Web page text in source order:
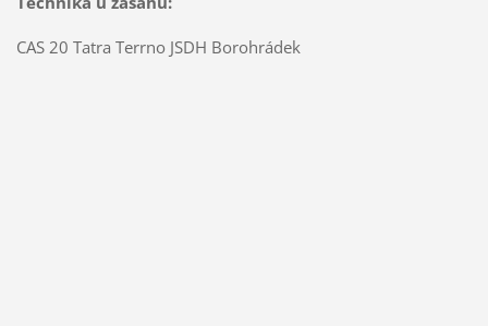
CAS 20 Tatra Terrno JSDH Borohrádek